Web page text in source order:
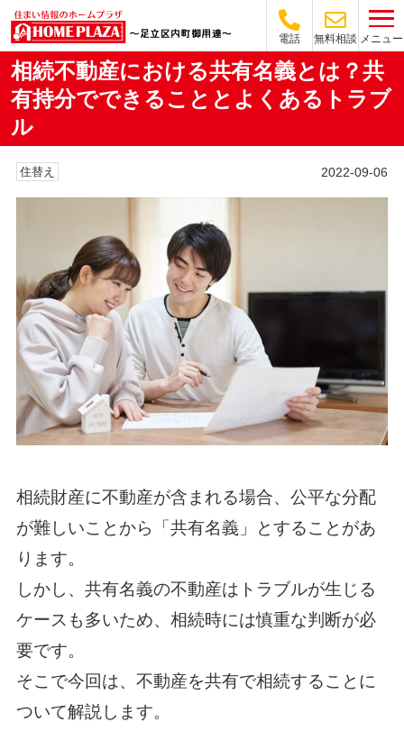
電話 無料相談 メニュー
相続不動産における共有名義とは？共
有持分でできることとよくあるトラブ
ル
住替え 2022-09-06
相続財産に不動産が含まれる場合、公平な分配
が難しいことから「共有名義」とすることがあ
ります。
しかし、共有名義の不動産はトラブルが生じる
ケースも多いため、相続時には慎重な判断が必
要です。
そこで今回は、不動産を共有で相続することに
ついて解説します。